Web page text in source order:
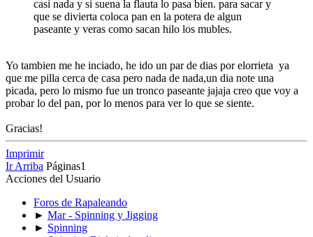
casi nada y si suena la flauta lo pasa bien. para sacar y
que se divierta coloca pan en la potera de algun
paseante y veras como sacan hilo los mubles.
Yo tambien me he inciado, he ido un par de dias por elorrieta ya
que me pilla cerca de casa pero nada de nada,un dia note una
picada, pero lo mismo fue un tronco paseante jajaja creo que voy a
probar lo del pan, por lo menos para ver lo que se siente.
Gracias!
Imprimir
Ir Arriba Páginas1
Acciones del Usuario
Foros de Rapaleando
► Mar - Spinning y Jigging
► Spinning